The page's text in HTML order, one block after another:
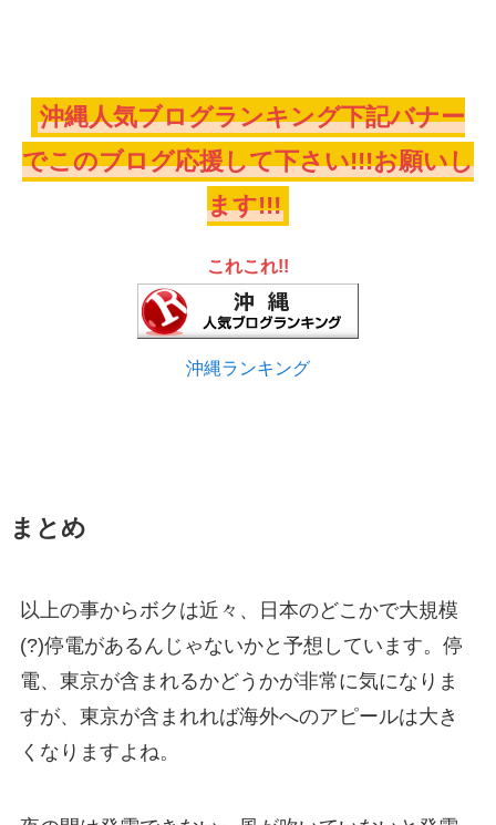
沖縄人気ブログランキング下記バナー
でこのブログ応援して下さい!!!お願いし
ます!!!
これこれ!!
沖縄ランキング
まとめ
以上の事からボクは近々、日本のどこかで大規模
(?)停電があるんじゃないかと予想しています。停
電、東京が含まれるかどうかが非常に気になりま
すが、東京が含まれれば海外へのアピールは大き
くなりますよね。